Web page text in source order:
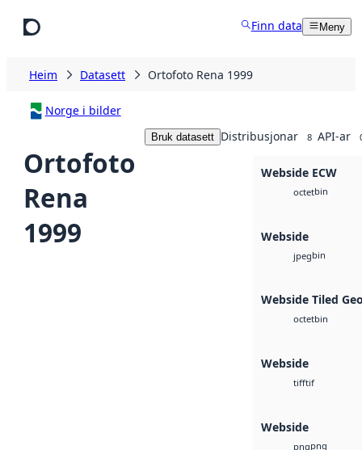
Finn data Meny
Heim Datasett Ortofoto Rena 1999
Norge i bilder
Ortofoto
Rena
1999
Bruk datasett Distribusjonar 8 API-ar
Webside ECW
octetbin
Webside
jpegbin
Webside Tiled
octetbin
Webside
tifftif
Webside
pngpng